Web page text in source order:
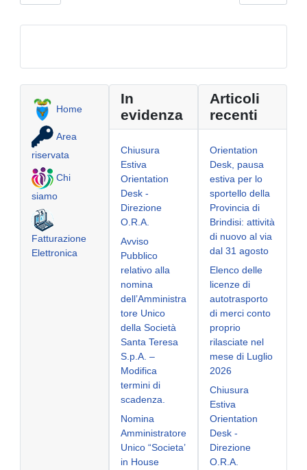
Home
Area
riservata
Chi
siamo
Fatturazione
Elettronica
In
evidenza
Chiusura
Estiva
Orientation
Desk -
Direzione
O.R.A.
Avviso
Pubblico
relativo alla
nomina
dell’Amministra
tore Unico
della Società
Santa Teresa
S.p.A. –
Modifica
termini di
scadenza.
Nomina
Amministratore
Unico “Societa’
in House
Articoli
recenti
Orientation
Desk, pausa
estiva per lo
sportello della
Provincia di
Brindisi: attività
di nuovo al via
dal 31 agosto
Elenco delle
licenze di
autotrasporto
di merci conto
proprio
rilasciate nel
mese di Luglio
2026
Chiusura
Estiva
Orientation
Desk -
Direzione
O.R.A.